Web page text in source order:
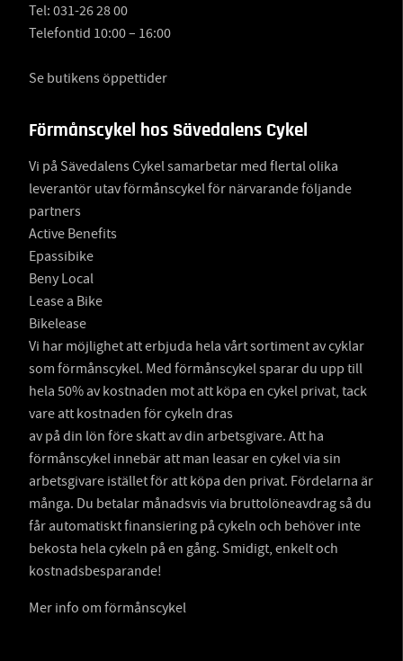
Tel: 031-26 28 00
Telefontid 10:00 – 16:00
Se butikens öppettider
Förmånscykel hos Sävedalens Cykel
Vi på Sävedalens Cykel samarbetar med flertal olika
leverantör utav förmånscykel för närvarande följande
partners
Active Benefits
Epassibike
Beny Local
Lease a Bike
Bikelease
Vi har möjlighet att erbjuda hela vårt sortiment av cyklar
som förmånscykel. Med förmånscykel sparar du upp till
hela 50% av kostnaden mot att köpa en cykel privat, tack
vare att kostnaden för cykeln dras
av på din lön före skatt av din arbetsgivare. Att ha
förmånscykel innebär att man leasar en cykel via sin
arbetsgivare istället för att köpa den privat. Fördelarna är
många. Du betalar månadsvis via bruttolöneavdrag så du
får automatiskt finansiering på cykeln och behöver inte
bekosta hela cykeln på en gång. Smidigt, enkelt och
kostnadsbesparande!
Mer info om förmånscykel